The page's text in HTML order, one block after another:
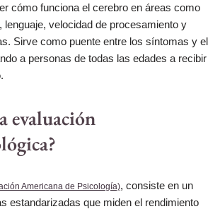
cómo funciona el cerebro en áreas como
lenguaje, velocidad de procesamiento y
Sirve como puente entre los síntomas y el
a personas de todas las edades a recibir
evaluación
Americana de Psicología), consiste en un
estandarizadas que miden el rendimiento